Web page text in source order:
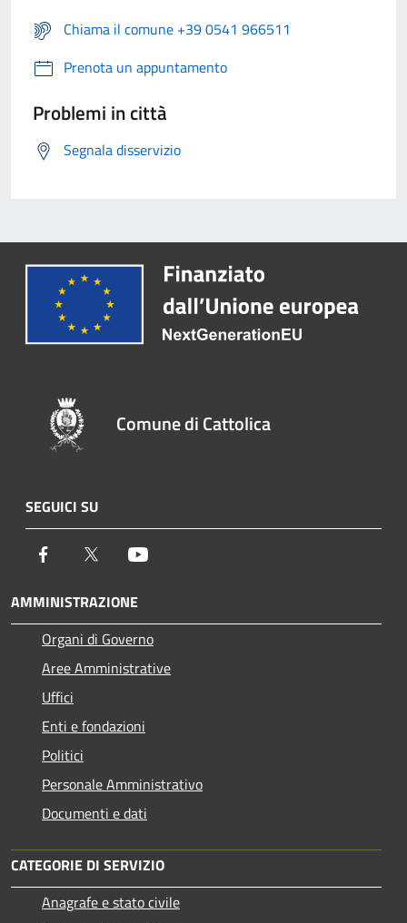
Chiama il comune +39 0541 966511
Prenota un appuntamento
Problemi in città
Segnala disservizio
Comune di Cattolica
SEGUICI SU
Facebook Twitter
AMMINISTRAZIONE
Organi di Governo
Aree Amministrative
Uffici
Enti e fondazioni
Politici
Personale Amministrativo
Documenti e dati
CATEGORIE DI SERVIZIO
Anagrafe e stato civile